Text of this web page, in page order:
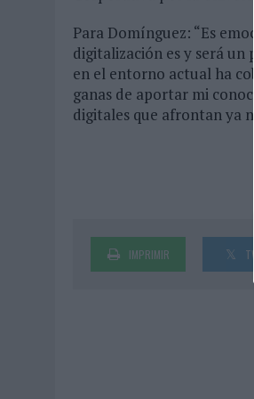
Para Domínguez: “Es
digitalización es y será
en el entorno actual ha
ganas de aportar mi
digitales que afrontan ya
IMPRIMIR